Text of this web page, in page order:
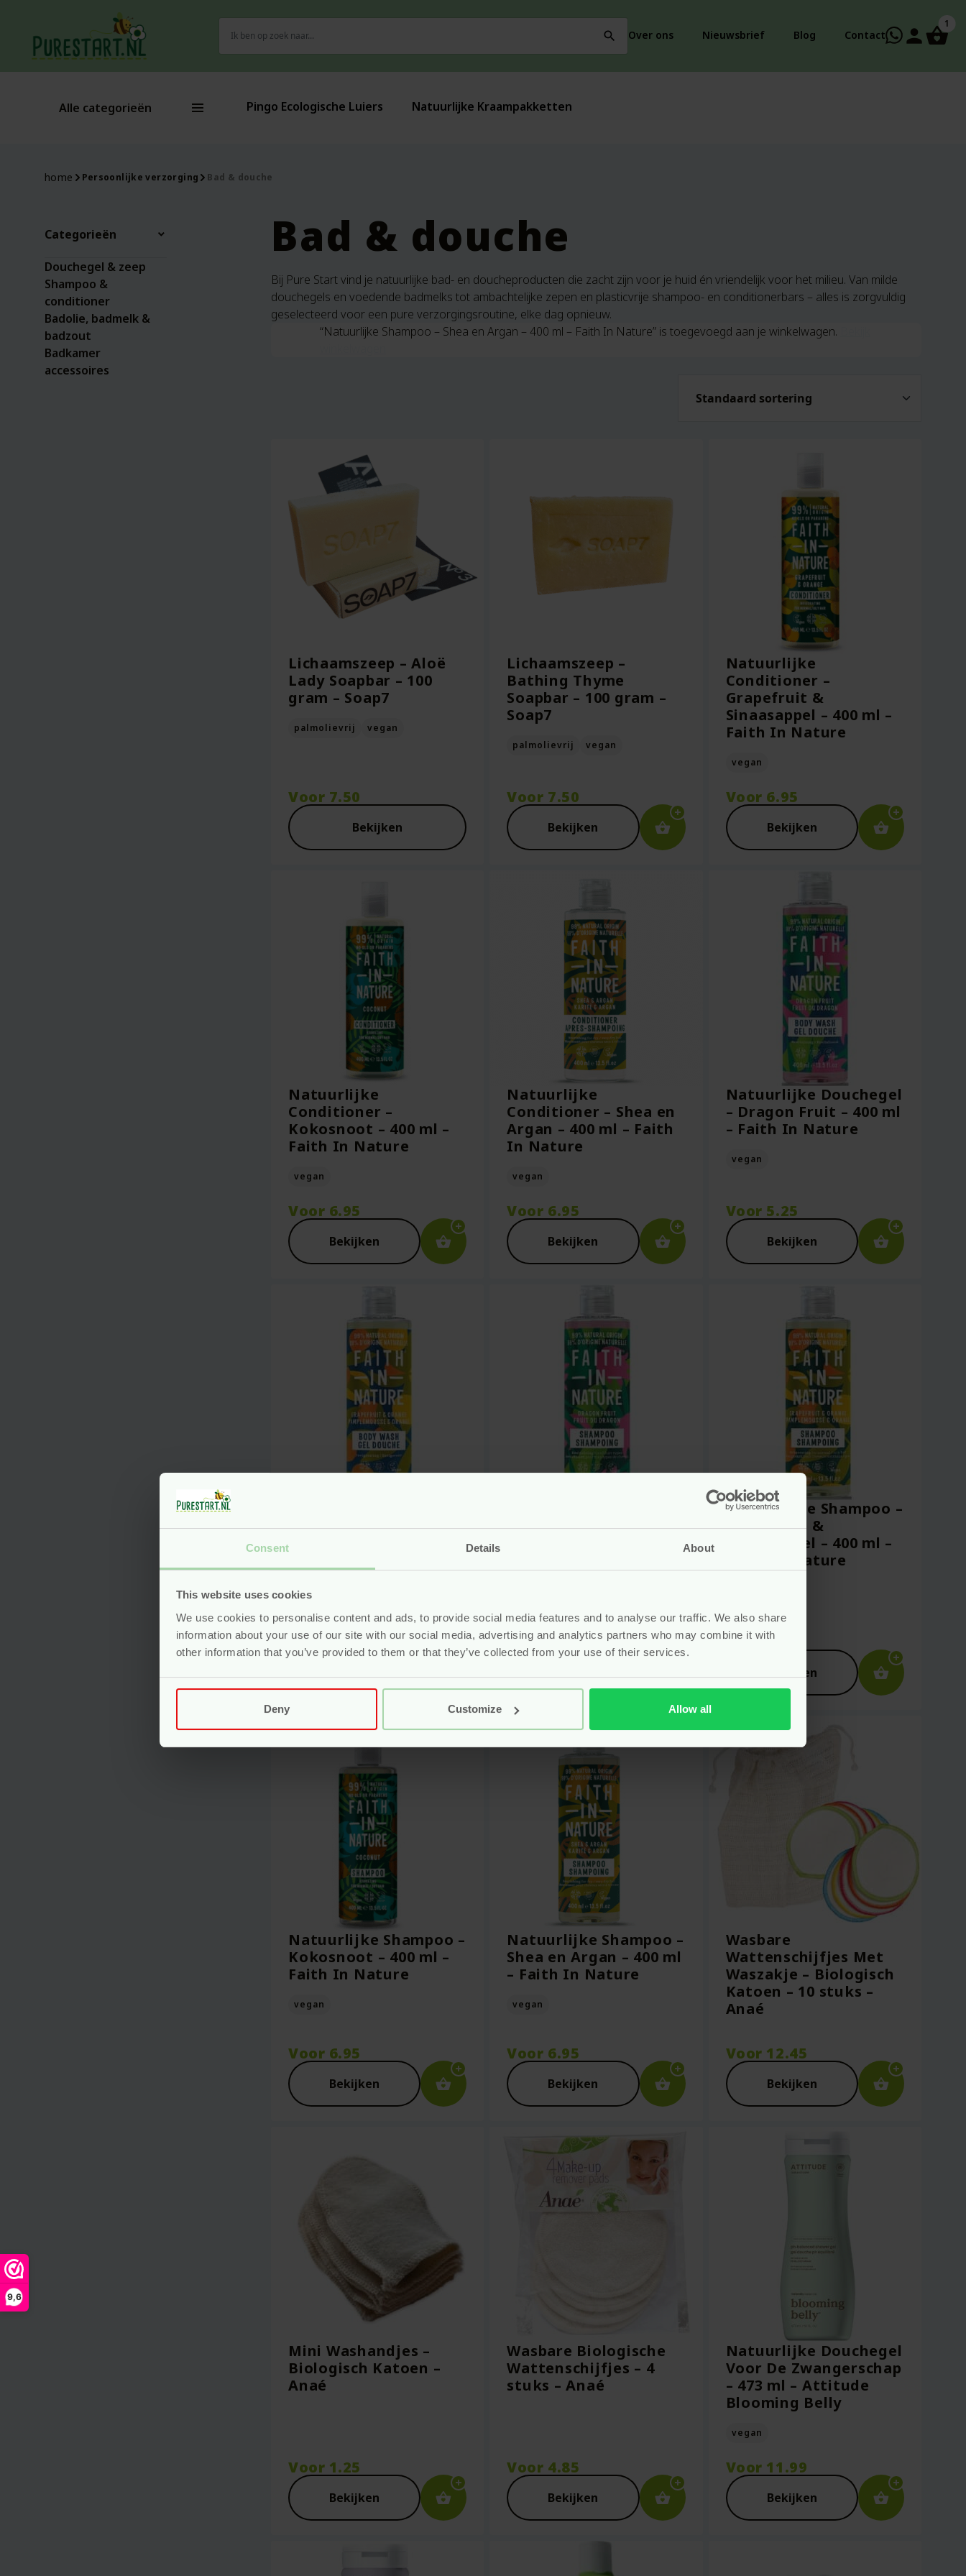
Consent Details About
This website uses cookies
We use cookies to personalise content and ads, to provide social media features and to analyse our traffic. We also share
information about your use of our site with our social media, advertising and analytics partners who may combine it with
other information that you’ve provided to them or that they’ve collected from your use of their services.
Deny Customize Allow all
9,6
naar:
search Over ons Nieuwsbrief Blog Contact person
1
Alle categorieën Pingo Ecologische Luiers Natuurlijke Kraampakketten
home Persoonlijke verzorging Bad & douche
Categorieën
Douchegel & zeep
Shampoo &
conditioner
Badolie, badmelk &
badzout
Badkamer
accessoires
Bad & douche
Bij Pure Start vind je natuurlijke bad- en doucheproducten die zacht zijn voor je huid én vriendelijk voor het milieu. Van milde
douchegels en voedende badmelks tot ambachtelijke zepen en plasticvrije shampoo- en conditionerbars – alles is zorgvuldig
geselecteerd voor een pure verzorgingsroutine, elke dag opnieuw.
“Natuurlijke Shampoo – Shea en Argan – 400 ml – Faith In Nature” is toegevoegd aan je winkelwagen.
Lichaamszeep – Aloë
Lady Soapbar – 100
gram – Soap7
palmolievrij vegan
Voor 7.50
Bekijken
Lichaamszeep –
Bathing Thyme
Soapbar – 100 gram –
Soap7
palmolievrij vegan
Voor 7.50
Bekijken
Natuurlijke
Conditioner –
Grapefruit &
Sinaasappel – 400 ml –
Faith In Nature
vegan
Voor 6.95
Bekijken
Natuurlijke
Conditioner –
Kokosnoot – 400 ml –
Faith In Nature
vegan
Voor 6.95
Bekijken
Natuurlijke
Conditioner – Shea en
Argan – 400 ml – Faith
In Nature
vegan
Voor 6.95
Bekijken
Natuurlijke Douchegel
– Dragon Fruit – 400 ml
– Faith In Nature
vegan
Voor 5.25
Bekijken
– Grapefruit &
Sinaasappel – 400 ml –
vegan
Gewaardeerd4.00uit 5(1)
Voor5.25
Dragon Fruit – 400 ml –
vegan
Voor6.95
Natuurlijke Shampoo –
Grapefruit &
Sinaasappel – 400 ml –
Faith In Nature
Voor6.95
Bekijken
Natuurlijke Shampoo –
Kokosnoot – 400 ml –
Faith In Nature
vegan
Voor 6.95
Bekijken
Natuurlijke Shampoo –
Shea en Argan – 400 ml
– Faith In Nature
vegan
Voor 6.95
Bekijken
Wasbare
Wattenschijfjes Met
Waszakje – Biologisch
Katoen – 10 stuks –
Anaé
Voor 12.45
Bekijken
Mini Washandjes –
Biologisch Katoen –
Anaé
Voor 1.25
Bekijken
Wasbare Biologische
Wattenschijfjes – 4
stuks – Anaé
Voor 4.85
Bekijken
Natuurlijke Douchegel
Voor De Zwangerschap
– 473 ml – Attitude
Blooming Belly
vegan
Voor 11.99
Bekijken